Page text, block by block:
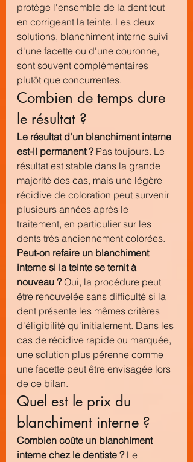
protège l'ensemble de la dent tout
en corrigeant la teinte. Les deux
solutions, blanchiment interne suivi
d'une facette ou d'une couronne,
sont souvent complémentaires
plutôt que concurrentes.
Combien de temps dure
le résultat ?
Le résultat d'un blanchiment interne
est-il permanent ? Pas toujours. Le
résultat est stable dans la grande
majorité des cas, mais une légère
récidive de coloration peut survenir
plusieurs années après le
traitement, en particulier sur les
dents très anciennement colorées.
Peut-on refaire un blanchiment
interne si la teinte se ternit à
nouveau ? Oui, la procédure peut
être renouvelée sans difficulté si la
dent présente les mêmes critères
d'éligibilité qu'initialement. Dans les
cas de récidive rapide ou marquée,
une solution plus pérenne comme
une facette peut être envisagée lors
de ce bilan.
Quel est le prix du
blanchiment interne ?
Combien coûte un blanchiment
interne chez le dentiste ? Le